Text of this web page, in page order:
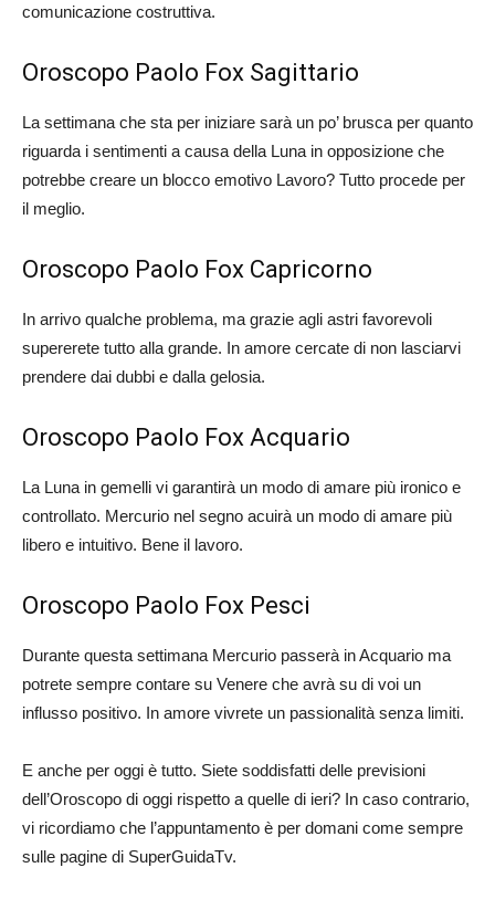
comunicazione costruttiva.
Oroscopo Paolo Fox Sagittario
La settimana che sta per iniziare sarà un po’ brusca per quanto
riguarda i sentimenti a causa della Luna in opposizione che
potrebbe creare un blocco emotivo Lavoro? Tutto procede per
il meglio.
Oroscopo Paolo Fox Capricorno
In arrivo qualche problema, ma grazie agli astri favorevoli
supererete tutto alla grande. In amore cercate di non lasciarvi
prendere dai dubbi e dalla gelosia.
Oroscopo Paolo Fox Acquario
La Luna in gemelli vi garantirà un modo di amare più ironico e
controllato. Mercurio nel segno acuirà un modo di amare più
libero e intuitivo. Bene il lavoro.
Oroscopo Paolo Fox Pesci
Durante questa settimana Mercurio passerà in Acquario ma
potrete sempre contare su Venere che avrà su di voi un
influsso positivo. In amore vivrete un passionalità senza limiti.
E anche per oggi è tutto. Siete soddisfatti delle previsioni
dell’Oroscopo di oggi rispetto a quelle di ieri? In caso contrario,
vi ricordiamo che l’appuntamento è per domani come sempre
sulle pagine di SuperGuidaTv.